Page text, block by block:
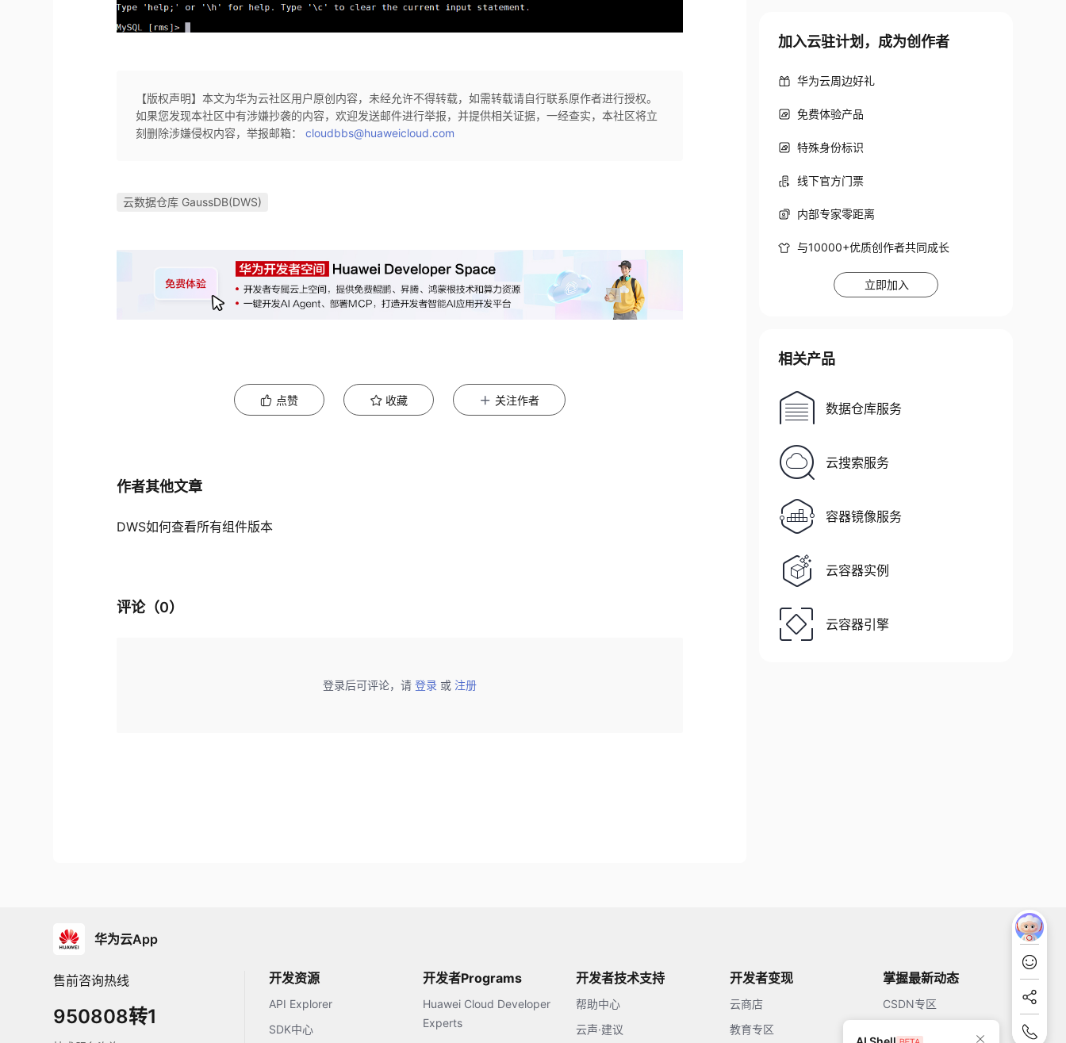
【版权声明】本文为华为云社区用户原创内容，未经允许不得转载，如需转载请自行联系原作者进行授权。
如果您发现本社区中有涉嫌抄袭的内容，欢迎发送邮件进行举报，并提供相关证据，一经查实，本社区将立
刻删除涉嫌侵权内容，举报邮箱：cloudbbs@huaweicloud.com
云数据仓库 GaussDB(DWS)
点赞 收藏 关注作者
作者其他文章
DWS如何查看所有组件版本
评论（0）
登录后可评论，请 登录 或 注册
加入云驻计划，成为创作者
华为云周边好礼
免费体验产品
特殊身份标识
线下官方门票
内部专家零距离
与10000+优质创作者共同成长
立即加入
相关产品
数据仓库服务
云搜索服务
容器镜像服务
云容器实例
云容器引擎
华为云App
售前咨询热线
950808转1
开发资源
API Explorer
SDK中心
开发者Programs
Huawei Cloud Developer
Experts
开发者技术支持
帮助中心
云声·建议
开发者变现
云商店
教育专区
掌握最新动态
CSDN专区